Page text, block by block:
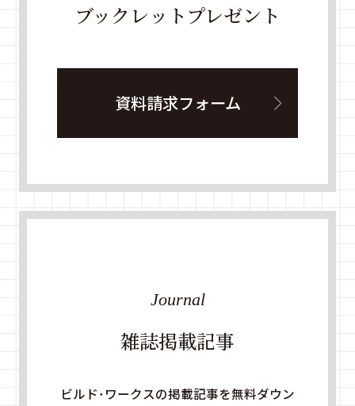
ブックレットプレゼント
資料請求フォーム
雑誌掲載記事
Journal
ビルド・ワークスの掲載記事を無料ダウン